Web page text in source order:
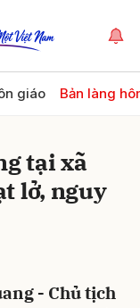
giáo Bản làng
tại xã
lở, nguy
- Chủ tịch